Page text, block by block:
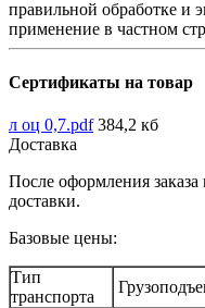
правильной обработке и
применение в частном
Сертификаты на товар
л оц 0,7.pdf 384,2 кб
Доставка
После оформления
доставки.
Базовые цены:
Тип
транспорта